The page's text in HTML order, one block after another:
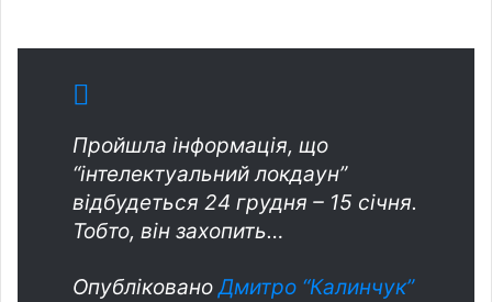
Пройшла інформація, що
“інтелектуальний локдаун”
відбудеться 24 грудня – 15 січня.
Тобто, він захопить…
ОпублікованоДмитро “Калинчук”